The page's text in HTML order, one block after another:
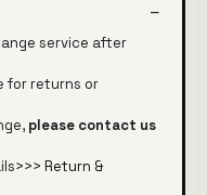
service after
for returns or
please contact us
Return &